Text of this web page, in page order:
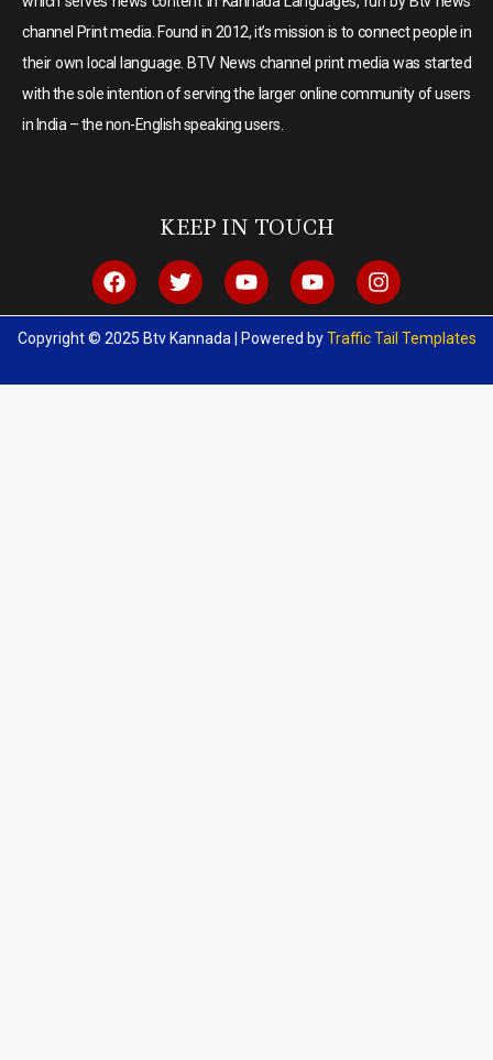
channel Print media. Found in 2012, it’s mission is to connect people in
their own local language. BTV News channel print media was started
with the sole intention of serving the larger online community of users
in India – the non-English speaking users.
KEEP IN TOUCH
Copyright © 2025 Btv Kannada | Powered byTraffic Tail Templates